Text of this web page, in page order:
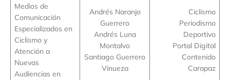
Medios de
Comunicación
Especializados en
Ciclismo y
Atención a
Nuevas
Audiencias en
Andrés Naranjo
Guerrero
Andrés Luna
Montalvo
Santiago Guerrero
Vinueza
Ciclismo
Periodismo
Deportivo
Portal Digital
Contenido
Carapaz